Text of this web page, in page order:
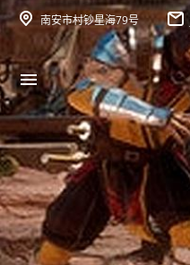
南安市村钞星海79号